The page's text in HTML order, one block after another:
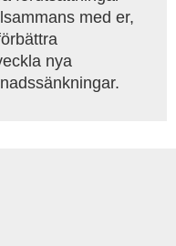
med er,
nya